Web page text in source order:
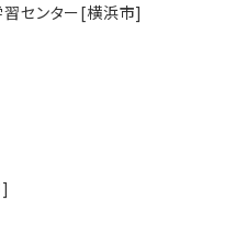
習センター[横浜市]